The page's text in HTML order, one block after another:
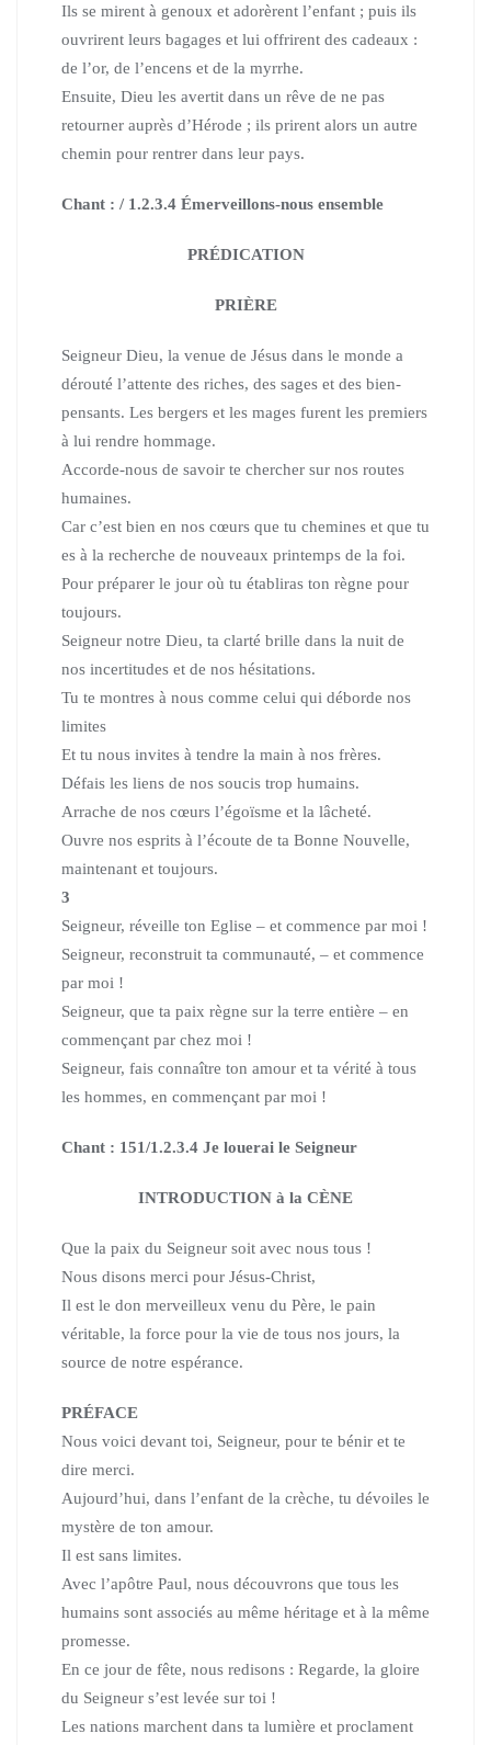
Ils se mirent à genoux et adorèrent l’enfant ; puis ils
ouvrirent leurs bagages et lui offrirent des cadeaux :
de l’or, de l’encens et de la myrrhe.
Ensuite, Dieu les avertit dans un rêve de ne pas
retourner auprès d’Hérode ; ils prirent alors un autre
chemin pour rentrer dans leur pays.
Chant : / 1.2.3.4 Émerveillons-nous ensemble
PRÉDICATION
PRIÈRE
Seigneur Dieu, la venue de Jésus dans le monde a
dérouté l’attente des riches, des sages et des bien-
pensants. Les bergers et les mages furent les premiers
à lui rendre hommage.
Accorde-nous de savoir te chercher sur nos routes
humaines.
Car c’est bien en nos cœurs que tu chemines et que tu
es à la recherche de nouveaux printemps de la foi.
Pour préparer le jour où tu établiras ton règne pour
toujours.
Seigneur notre Dieu, ta clarté brille dans la nuit de
nos incertitudes et de nos hésitations.
Tu te montres à nous comme celui qui déborde nos
limites
Et tu nous invites à tendre la main à nos frères.
Défais les liens de nos soucis trop humains.
Arrache de nos cœurs l’égoïsme et la lâcheté.
Ouvre nos esprits à l’écoute de ta Bonne Nouvelle,
maintenant et toujours.
3
Seigneur, réveille ton Eglise – et commence par moi !
Seigneur, reconstruit ta communauté, – et commence
par moi !
Seigneur, que ta paix règne sur la terre entière – en
commençant par chez moi !
Seigneur, fais connaître ton amour et ta vérité à tous
les hommes, en commençant par moi !
Chant : 151/1.2.3.4 Je louerai le Seigneur
INTRODUCTION à la CÈNE
Que la paix du Seigneur soit avec nous tous !
Nous disons merci pour Jésus-Christ,
Il est le don merveilleux venu du Père, le pain
véritable, la force pour la vie de tous nos jours, la
source de notre espérance.
PRÉFACE
Nous voici devant toi, Seigneur, pour te bénir et te
dire merci.
Aujourd’hui, dans l’enfant de la crèche, tu dévoiles le
mystère de ton amour.
Il est sans limites.
Avec l’apôtre Paul, nous découvrons que tous les
humains sont associés au même héritage et à la même
promesse.
En ce jour de fête, nous redisons : Regarde, la gloire
du Seigneur s’est levée sur toi !
Les nations marchent dans ta lumière et proclament